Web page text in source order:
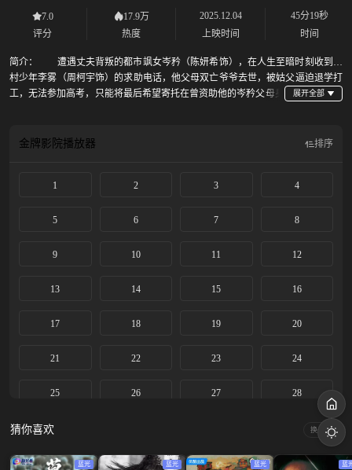
7.0
评分
17.9万
热度
2025.12.04
上映时间
45分19秒
时间
简介：
遭遇丈夫背叛的都市飒女岑矜（陈妍希饰），在人生至暗时刻收到山
村少年李雾（周柯宇饰）的求助电话，他父母双亡爷爷去世，被姑父逼迫退学打
工，无法参加高考，只能将最后希望寄托在曾资助他的岑矜父母身
事，嘴上拒绝实则早已动了真心...... 该剧改编自七宝酥同名小说。
金牌影院播放器 排序
1 2 3 4
5 6 7 8
9 10 11 12
13 14 15 16
17 18 19 20
21 22 23 24
25 26 27 28
29
猜你喜欢 换一换
蓝光 蓝光 蓝光 蓝